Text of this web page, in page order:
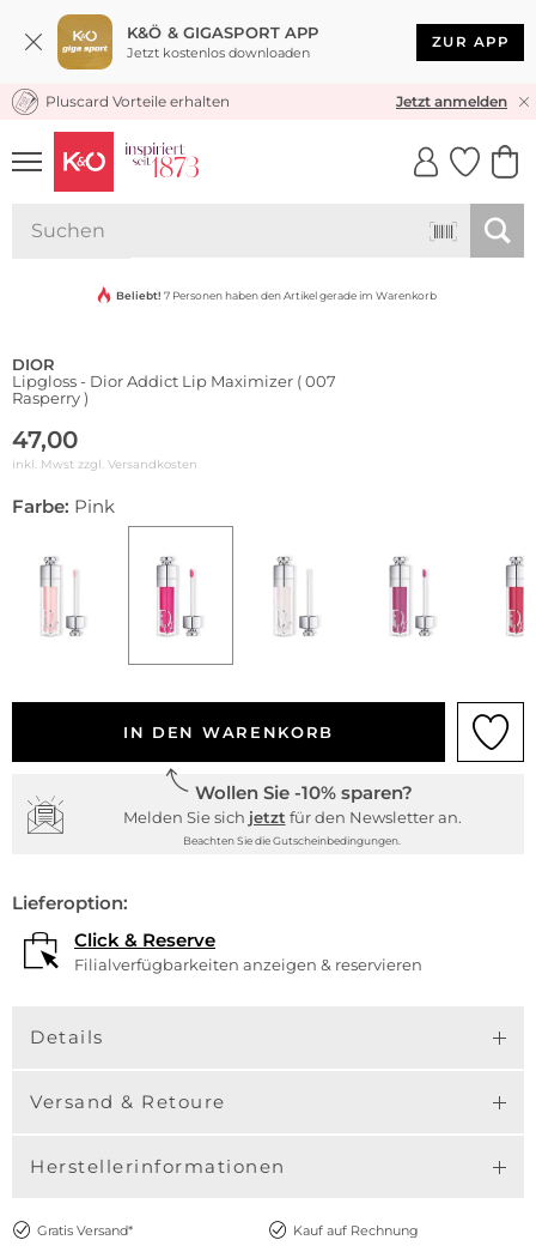
K&Ö & GIGASPORT APP
Jetzt kostenlos downloaden
ZUR APP
KOSTENLOSER VERSAND* & RÜCKVERSAND
Pluscard Vorteile erhalten Jetzt anmelden
UNSERE APP
CLICK &
Nur Online
Beliebt! 7 Personen haben den Artikel gerade im Warenkorb
DIOR
Lipgloss - Dior Addict Lip Maximizer ( 007
Rasperry )
47,00
inkl. Mwst zzgl. Versandkosten
Farbe: Pink
IN DEN WARENKORB
Wollen Sie -10% sparen?
Melden Sie sich jetzt für den Newsletter an.
Beachten Sie die Gutscheinbedingungen.
Lieferoption:
Click & Reserve
Filialverfügbarkeiten anzeigen & reservieren
Details
Versand & Retoure
Herstellerinformationen
Gratis Versand*
Kauf auf Rechnung